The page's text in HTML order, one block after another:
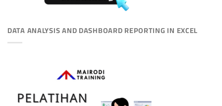
DATA ANALYSIS AND DASHBOARD REPORTING IN EXCEL